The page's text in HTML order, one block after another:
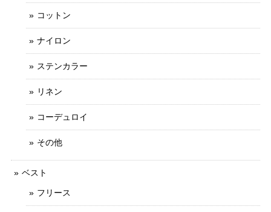
コットン
ナイロン
ステンカラー
リネン
コーデュロイ
その他
ベスト
フリース